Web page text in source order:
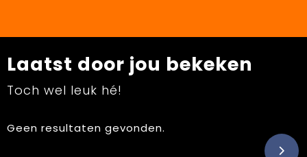
Laatst door jou bekeken
Toch wel leuk hé!
Geen resultaten gevonden.